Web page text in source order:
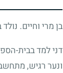
בן מרי וחיים.
דני למד בבית-
ונער רגיש,